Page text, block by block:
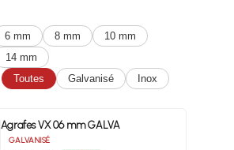
6 mm 8 mm
10 mm
14 mm
Toutes Galvanisé Inox
Agrafes VX 06 mm GALVA
GALVANISÉ